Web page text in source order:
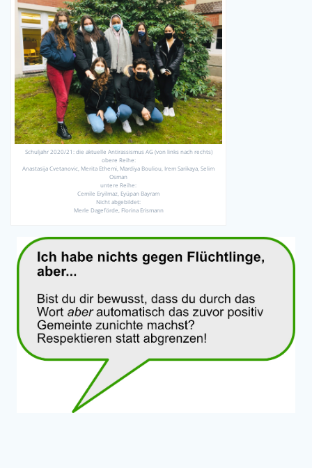
Schuljahr 2020/21: die aktuelle Antirassismus AG (von links nach rechts)
obere Reihe:
Anastasija Cvetanovic, Merita Ethemi, Mardiya Bouliou, Irem Sarikaya, Selim
Osman
untere Reihe:
Cemile Eryilmaz, Eyüpan Bayram
Nicht abgebildet:
Merle Dageförde, Florina Erismann